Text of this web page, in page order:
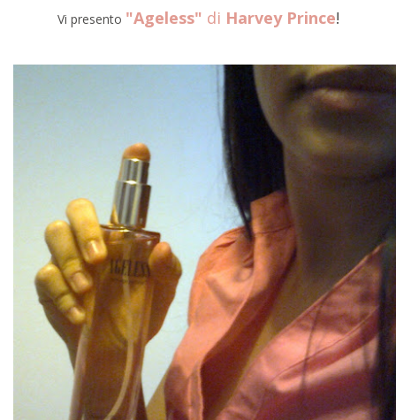
Vi presento "Ageless" di Harvey Prince!